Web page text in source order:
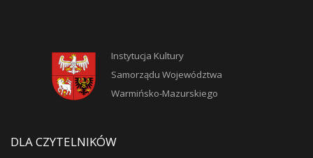
Instytucja Kultury
Samorządu Województwa
Warmińsko-Mazurskiego
DLA CZYTELNIKÓW